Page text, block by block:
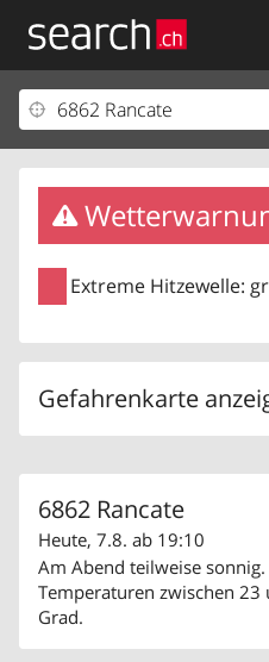
Extreme Hitzewelle:
Gefahrenkarte
6862 Rancate
Heute, 7.8. ab 19:10
Am Abend teilweise sonnig.
Temperaturen zwischen 23
Grad.
Ihr Eintrag
Kundencenter
Impressum